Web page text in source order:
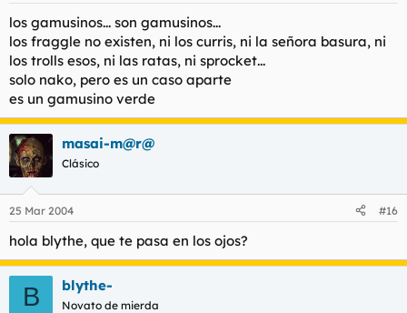
los gamusinos... son gamusinos...
los fraggle no existen, ni los curris, ni la señora basura, ni
los trolls esos, ni las ratas, ni sprocket...
solo nako, pero es un caso aparte
es un gamusino verde
masai-m@r@
Clásico
25 Mar 2004 #16
hola blythe, que te pasa en los ojos?
B blythe-
Novato de mierda